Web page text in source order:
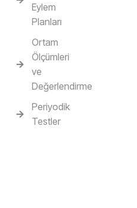
Eylem
Planları
Ortam
Ölçümleri
ve
Değerlendirme
Periyodik
Testler